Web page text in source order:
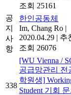
조회 25161
공
지
사
항
한인공동체
Im, Chang Ro |
2020.04.29 | 추
조회 26076
338
[WU Vienna /
공급망관리 전
학원생]
Student 기회 문